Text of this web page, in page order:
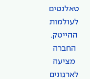
טאלנטים
לעולמות
ההייטק.
החברה
מציעה
לארגונים